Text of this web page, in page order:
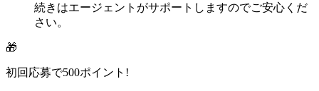
続きはエージェントがサポートしますのでご安心くだ
さい。
🎁
初回応募で500ポイント!